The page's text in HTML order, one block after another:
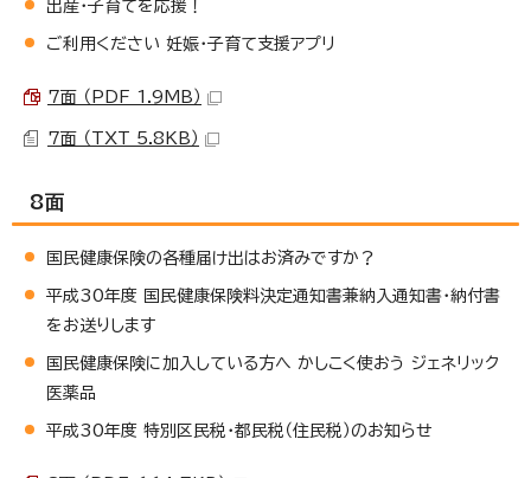
出産・子育てを応援！
ご利用ください 妊娠・子育て支援アプリ
7面 （PDF 1.9MB）
7面 （TXT 5.8KB）
8面
国民健康保険の各種届け出はお済みですか？
平成30年度 国民健康保険料決定通知書兼納入通知書・納付書
をお送りします
国民健康保険に加入している方へ かしこく使おう ジェネリック
医薬品
平成30年度 特別区民税・都民税（住民税）のお知らせ